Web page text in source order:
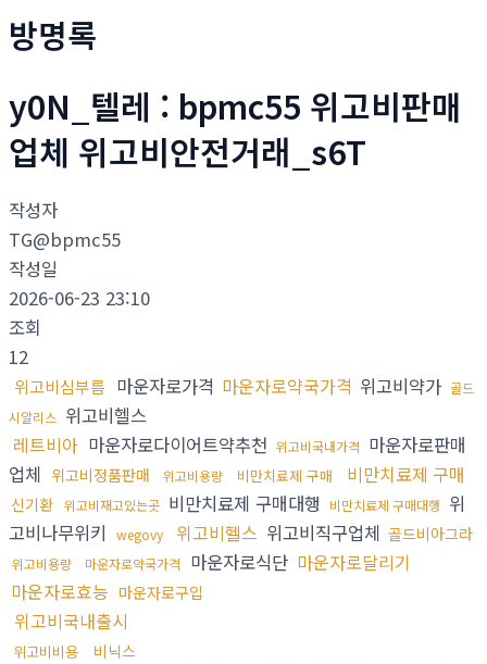
방명록
y0N_텔레 : bpmc55 위고비판매
업체 위고비안전거래_s6T
작성자
TG@bpmc55
작성일
2026-06-23 23:10
조회
12
위고비심부름 마운자로가격 마운자로약국가격 위고비약가 골드
시알리스 위고비헬스
레트비아 마운자로다이어트약추천 위고비국내가격 마운자로판매
업체 위고비정품판매 위고비용량 비만치료제 구매 비만치료제 구매
신기환 위고비재고있는곳 비만치료제 구매대행 비만치료제 구매대행 위
고비나무위키
wegovy 위고비헬스 위고비직구업체 골드비아그라
위고비용량 마운자로약국가격 마운자로식단 마운자로달리기
마운자로효능 마운자로구입
위고비국내출시
위고비비용 비닉스